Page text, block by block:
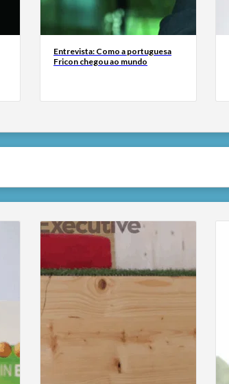
Entrevista: Como a portuguesa
Fricon chegou ao mundo